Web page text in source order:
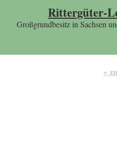
Rittergüter-
Großgrundbesitz in Sachsen
«